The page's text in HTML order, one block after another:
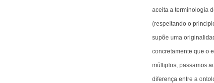
aceita a terminologia
(respeitando o
supõe uma
concretamente que o
múltiplos, passamos
diferença entre a